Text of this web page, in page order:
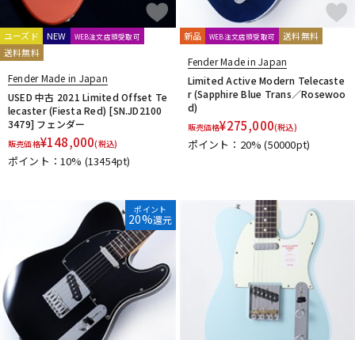
ユーズド NEW WEB注文店頭受取可
送料無料
Fender Made in Japan
USED 中古 2021 Limited Offset Te
lecaster (Fiesta Red) [SN.JD2100
3479] フェンダー
販売価格¥148,000(税込)
ポイント：10% (13454pt)
新品 WEB注文店頭受取可 送料無料
Fender Made in Japan
Limited Active Modern Telecaste
r (Sapphire Blue Trans／Rosewoo
d)
販売価格¥275,000(税込)
ポイント：20%(50000pt)
ポイント
20%還元